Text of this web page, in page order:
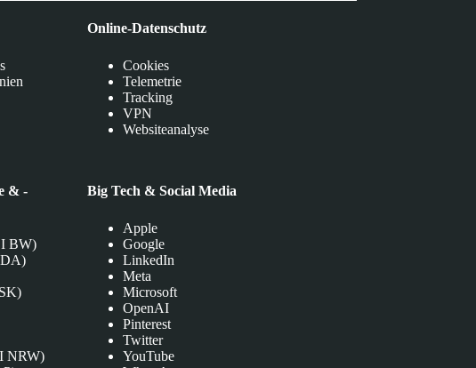
& -
BW)
NRW)
Online-Datenschutz
Cookies
Telemetrie
Tracking
VPN
Websiteanalyse
Big Tech & Social Media
Apple
Google
LinkedIn
Meta
Microsoft
OpenAI
Pinterest
Twitter
YouTube